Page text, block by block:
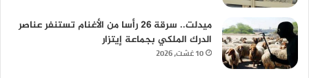
ميدلت.. سرقة 26 رأسا من الأغنام تستنفر عناصر
الدرك الملكي بجماعة إيتزار
10 غشت، 2026